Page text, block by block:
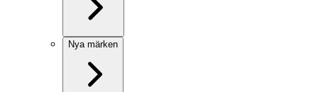
Nya märken